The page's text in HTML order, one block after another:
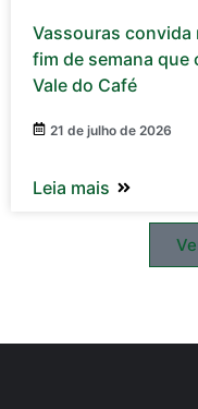
Vassouras convida
fim de semana que
Vale do Café
21 de julho de 2026
Leia mais